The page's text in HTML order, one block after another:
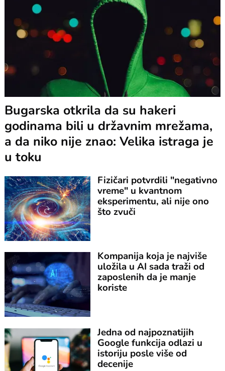
Bugarska otkrila da su hakeri
godinama bili u državnim mrežama,
a da niko nije znao: Velika istraga je
u toku
Fizičari potvrdili "negativno
vreme" u kvantnom
eksperimentu, ali nije ono
što zvuči
Kompanija koja je najviše
uložila u AI sada traži od
zaposlenih da je manje
koriste
Jedna od najpoznatijih
Google funkcija odlazi u
istoriju posle više od
decenije